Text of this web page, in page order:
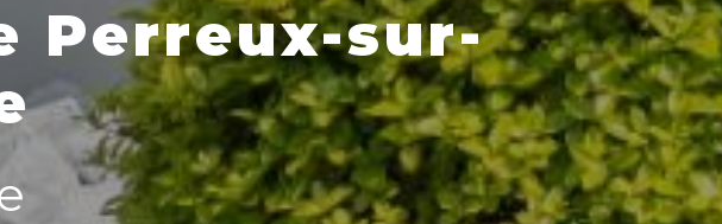
Perreux-sur-